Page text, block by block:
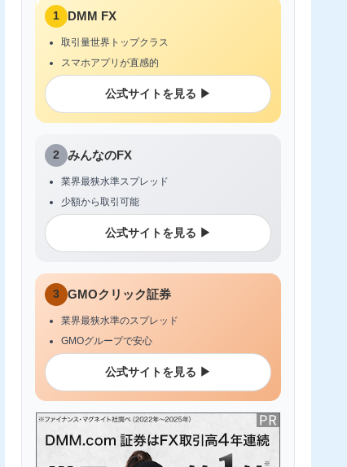
1 DMM FX
取引量世界トップクラス
スマホアプリが直感的
公式サイトを見る ▶
2 みんなのFX
業界最狭水準スプレッド
少額から取引可能
公式サイトを見る ▶
3 GMOクリック証券
業界最狭水準のスプレッド
GMOグループで安心
公式サイトを見る ▶